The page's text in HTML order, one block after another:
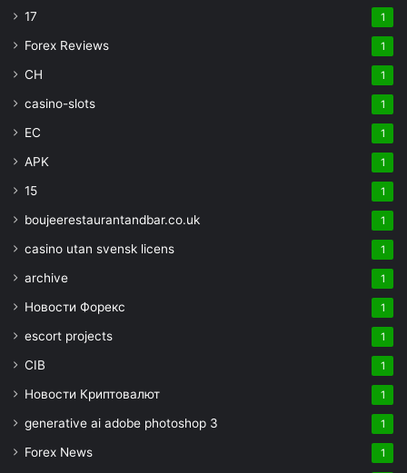
17 1
Forex Reviews 1
CH 1
casino-slots 1
EC 1
APK 1
15 1
boujeerestaurantandbar.co.uk 1
casino utan svensk licens 1
archive 1
Новости Форекс 1
escort projects 1
CIB 1
Новости Криптовалют 1
generative ai adobe photoshop 3 1
Forex News 1